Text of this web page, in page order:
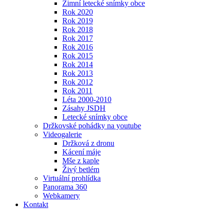
Zimní letecké snímky obce
Rok 2020
Rok 2019
Rok 2018
Rok 2017
Rok 2016
Rok 2015
Rok 2014
Rok 2013
Rok 2012
Rok 2011
Léta 2000-2010
Zásahy JSDH
Letecké snímky obce
Držkovské pohádky na youtube
Videogalerie
Držková z dronu
Kácení máje
Mše z kaple
Živý betlém
Virtuální prohlídka
Panorama 360
Webkamery
Kontakt